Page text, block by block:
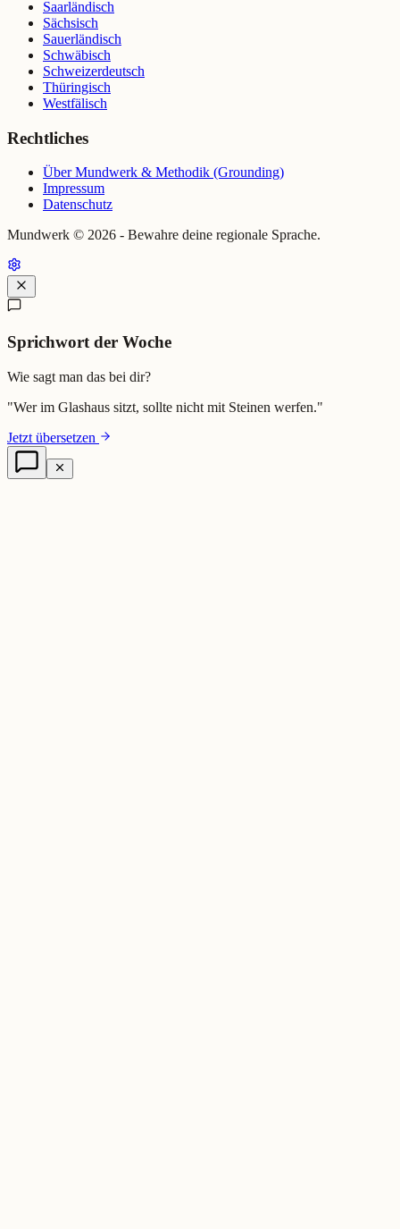
Saarländisch
Sächsisch
Sauerländisch
Schwäbisch
Schweizerdeutsch
Thüringisch
Westfälisch
Rechtliches
Über Mundwerk & Methodik (Grounding)
Impressum
Datenschutz
Mundwerk © 2026 - Bewahre deine regionale Sprache.
Sprichwort der Woche
Wie sagt man das bei dir?
"Wer im Glashaus sitzt, sollte nicht mit Steinen werfen."
Jetzt übersetzen